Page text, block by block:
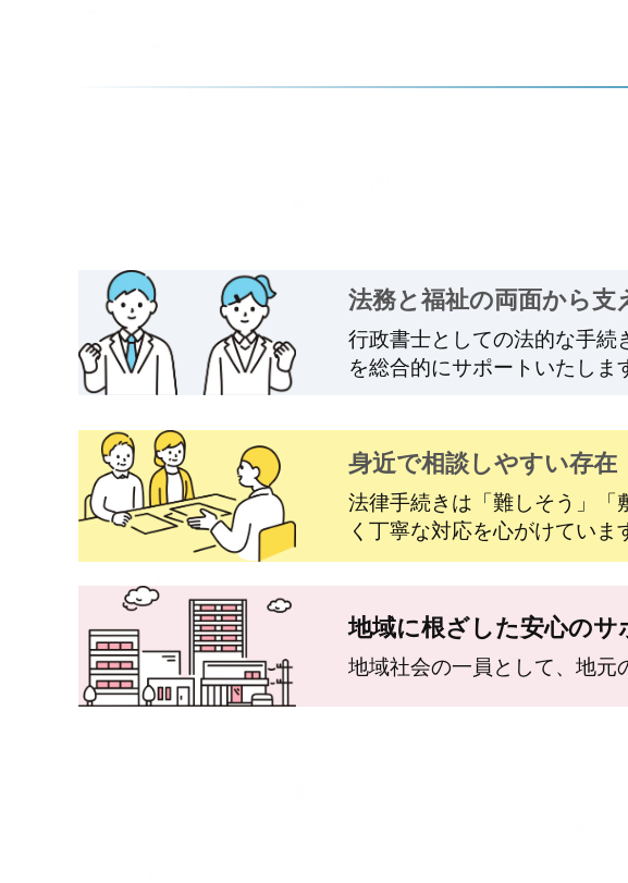
法務と福祉の両面から支
行政書士としての法的な手続
を総合的にサポートいたしま
身近で相談しやすい存在
法律手続きは「難しそう」「
く丁寧な対応を心がけていま
地域に根ざした安心のサ
地域社会の一員として、地元